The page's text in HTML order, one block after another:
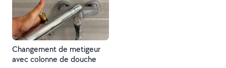
Changement de metigeur
avec colonne de douche